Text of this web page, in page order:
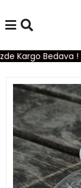
Kargo Bedava !